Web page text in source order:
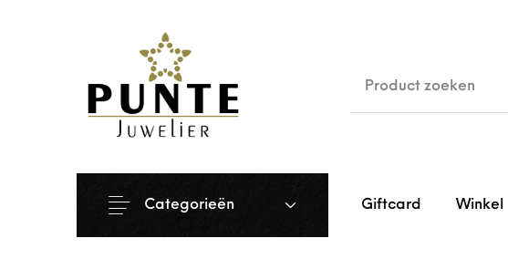
Giftcard Winkel
Categorieën